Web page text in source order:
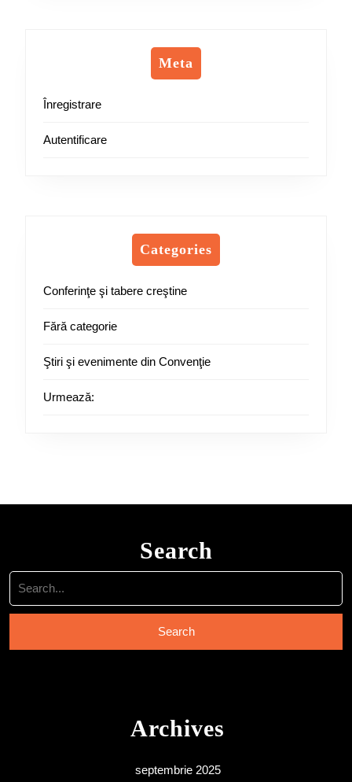
Meta
Înregistrare
Autentificare
Categories
Conferinţe şi tabere creştine
Fără categorie
Ştiri şi evenimente din Convenţie
Urmează:
Search
Search
for:
Archives
septembrie 2025